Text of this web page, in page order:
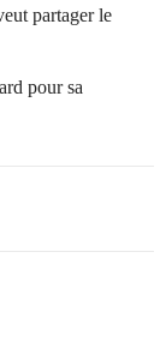
partager le
pour sa